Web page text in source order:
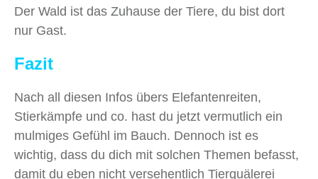
Der Wald ist das Zuhause der Tiere, du bist dort
nur Gast.
Fazit
Nach all diesen Infos übers Elefantenreiten,
Stierkämpfe und co. hast du jetzt vermutlich ein
mulmiges Gefühl im Bauch. Dennoch ist es
wichtig, dass du dich mit solchen Themen befasst,
damit du eben nicht versehentlich Tierquälerei